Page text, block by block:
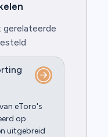
gerelateerde
eToro's
op
uitgebreid